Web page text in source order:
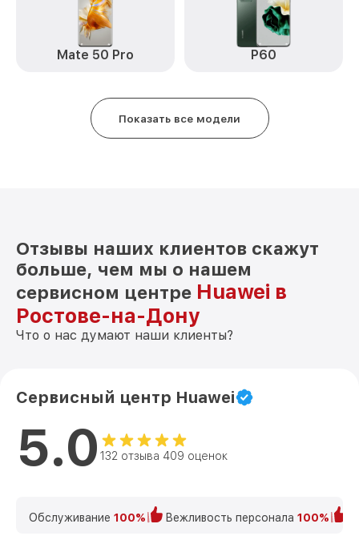
Замена датчика приближения nova 11i
от 590₽
Замена вибромотора nova 11i Huawei
Замена голосового динамика nova 11i
Mate 50 Pro P60
Показать все модели
Отзывы наших клиентов скажут
больше, чем мы о нашем
сервисном центре Huawei в
Ростове-на-Дону
Что о нас думают наши клиенты?
Сервисный центр Huawei
5.0 132 отзыва 409 оценок
Обслуживание 100% Вежливость персонала 100%